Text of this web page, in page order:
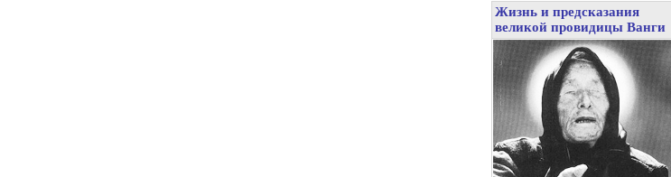
Жизнь и предсказания
великой провидицы Ванги